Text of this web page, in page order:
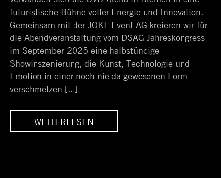
futuristische Bühne voller Energie und Innovation.
Gemeinsam mit der JOKE Event AG kreieren wir für
die Abendveranstaltung vom DSAG Jahreskongress
im September 2025 eine halbstündige
Showinszenierung, die Kunst, Technologie und
Emotion in einer noch nie da gewesenen Form
verschmelzen [...]
WEITERLESEN